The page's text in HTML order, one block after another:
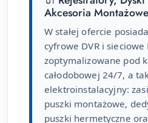
Akcesoria Montażowe
W stałej ofercie
cyfrowe DVR i
zoptymalizowane pod
całodobowej 24/7, a
elektroinstalacyjny:
puszki montażowe,
puszki hermetyczne